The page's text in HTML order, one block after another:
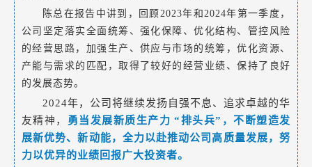
陈总在报告中讲到，回顾2023年和2024年第一季度，
公司坚定落实全面统筹、强化保障、优化结构、管控风险
的经营思路，加强生产、供应与市场的统筹，优化资源、
产能与需求的匹配，取得了较好的经营业绩、保持了良好
的发展态势。
2024年，公司将继续发扬自强不息、追求卓越的华
友精神， 勇当发展新质生产力 “排头兵”，不断塑造发
展新优势、新动能，全力以赴推动公司高质量发展，努
力以优异的业绩回报广大投资者。